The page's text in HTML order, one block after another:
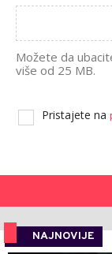
Možete da
više od 25 MB.
Pristajete na
NAJNOVIJE